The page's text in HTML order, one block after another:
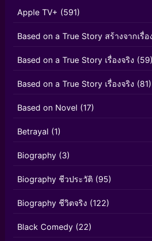
Apple TV+ (591)
Based on a True Story สร้างจากเรื่อ
Based on a True Story เรื่องจริง (59)
Based on a True Story เรื่องจริง (81)
Based on Novel (17)
Betrayal (1)
Biography (3)
Biography ชีวประวัติ (95)
Biography ชีวิตจริง (122)
Black Comedy (22)